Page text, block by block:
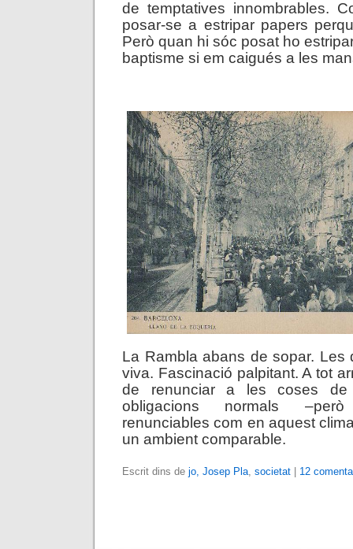
de temptatives innombrables.
posar-se a estripar papers
Però quan hi sóc posat ho
baptisme si em caigués a les
La Rambla abans de sopar. Les
viva. Fascinació palpitant. A tot
de renunciar a les coses
obligacions normals
renunciables com en aquest
un ambient comparable.
Escrit dins de jo, Josep Pla, societat 12